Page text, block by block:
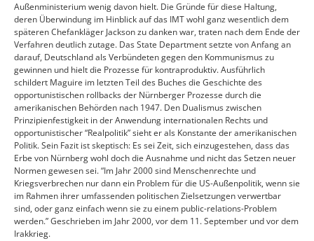
Außenministerium wenig davon hielt. Die Gründe für diese Haltung,
deren Überwindung im Hinblick auf das IMT wohl ganz wesentlich dem
späteren Chefankläger Jackson zu danken war, traten nach dem Ende der
Verfahren deutlich zutage. Das State Department setzte von Anfang an
darauf, Deutschland als Verbündeten gegen den Kommunismus zu
gewinnen und hielt die Prozesse für kontraproduktiv. Ausführlich
schildert Maguire im letzten Teil des Buches die Geschichte des
opportunistischen rollbacks der Nürnberger Prozesse durch die
amerikanischen Behörden nach 1947. Den Dualismus zwischen
Prinzipienfestigkeit in der Anwendung internationalen Rechts und
opportunistischer “Realpolitik” sieht er als Konstante der amerikanischen
Politik. Sein Fazit ist skeptisch: Es sei Zeit, sich einzugestehen, dass das
Erbe von Nürnberg wohl doch die Ausnahme und nicht das Setzen neuer
Normen gewesen sei. “Im Jahr 2000 sind Menschenrechte und
Kriegsverbrechen nur dann ein Problem für die US-Außenpolitik, wenn sie
im Rahmen ihrer umfassenden politischen Zielsetzungen verwertbar
sind, oder ganz einfach wenn sie zu einem public-relations-Problem
werden.” Geschrieben im Jahr 2000, vor dem 11. September und vor dem
Irakkrieg.